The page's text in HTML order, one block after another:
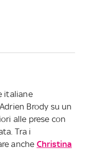
italiane
Brody su un
alle prese con
Tra i
anche Christina